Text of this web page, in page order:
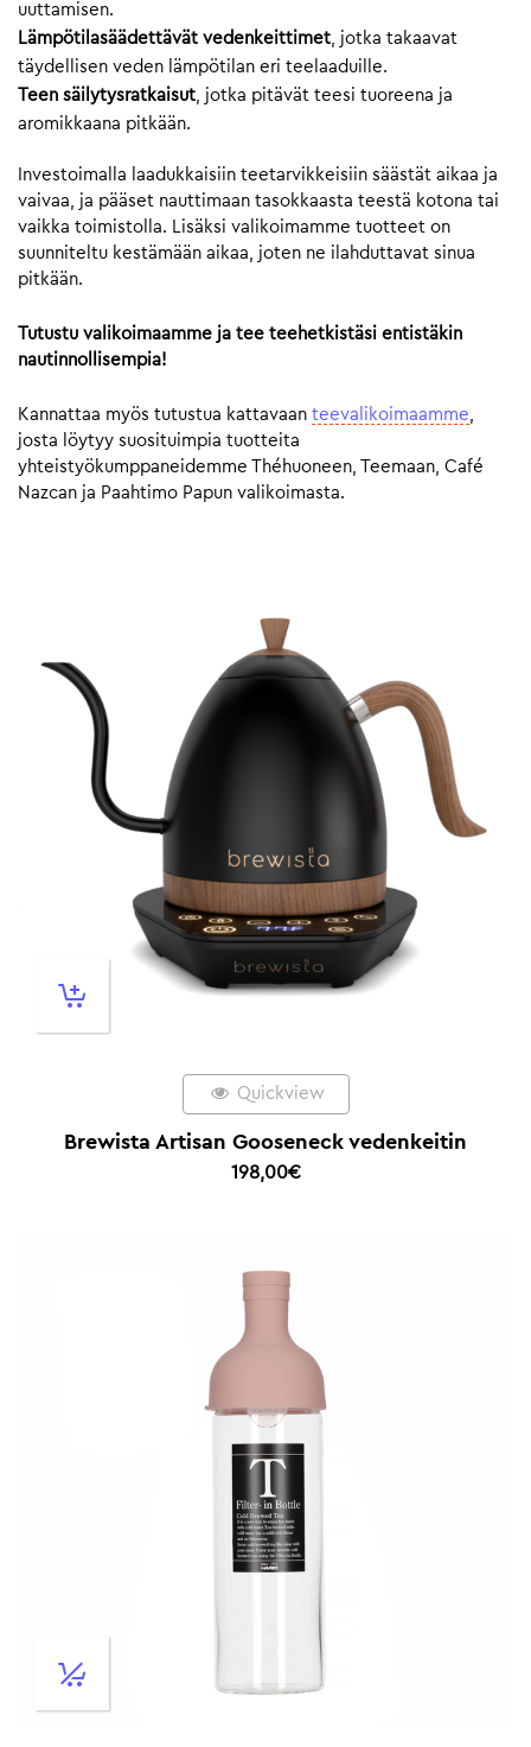
uuttamisen.
Lämpötilasäädettävät vedenkeittimet, jotka takaavat
täydellisen veden lämpötilan eri teelaaduille.
Teen säilytysratkaisut, jotka pitävät teesi tuoreena ja
aromikkaana pitkään.
Investoimalla laadukkaisiin teetarvikkeisiin säästät aikaa ja
vaivaa, ja pääset nauttimaan tasokkaasta teestä kotona tai
vaikka toimistolla. Lisäksi valikoimamme tuotteet on
suunniteltu kestämään aikaa, joten ne ilahduttavat sinua
pitkään.
Tutustu valikoimaamme ja tee teehetkistäsi entistäkin
nautinnollisempia!
Kannattaa myös tutustua kattavaan teevalikoimaamme,
josta löytyy suosituimpia tuotteita
yhteistyökumppaneidemme Théhuoneen, Teemaan, Café
Nazcan ja Paahtimo Papun valikoimasta.
Quickview
Brewista Artisan Gooseneck vedenkeitin
198,00€